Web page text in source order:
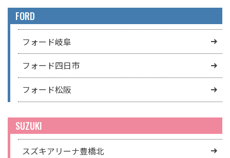
FORD
フォード岐阜
フォード四日市
フォード松阪
SUZUKI
スズキアリーナ豊橋北